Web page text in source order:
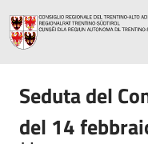
Seduta del
del 14